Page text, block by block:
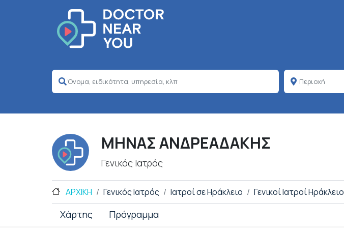
ΜΗΝΑΣ ΑΝΔΡΕΑΔΑΚΗΣ
Γενικός Ιατρός
ΑΡΧΙΚΗ Γενικός Ιατρός Ιατροί σε Ηράκλειο Γενικοί Ιατροί Ηράκλειο
Χάρτης Πρόγραμμα